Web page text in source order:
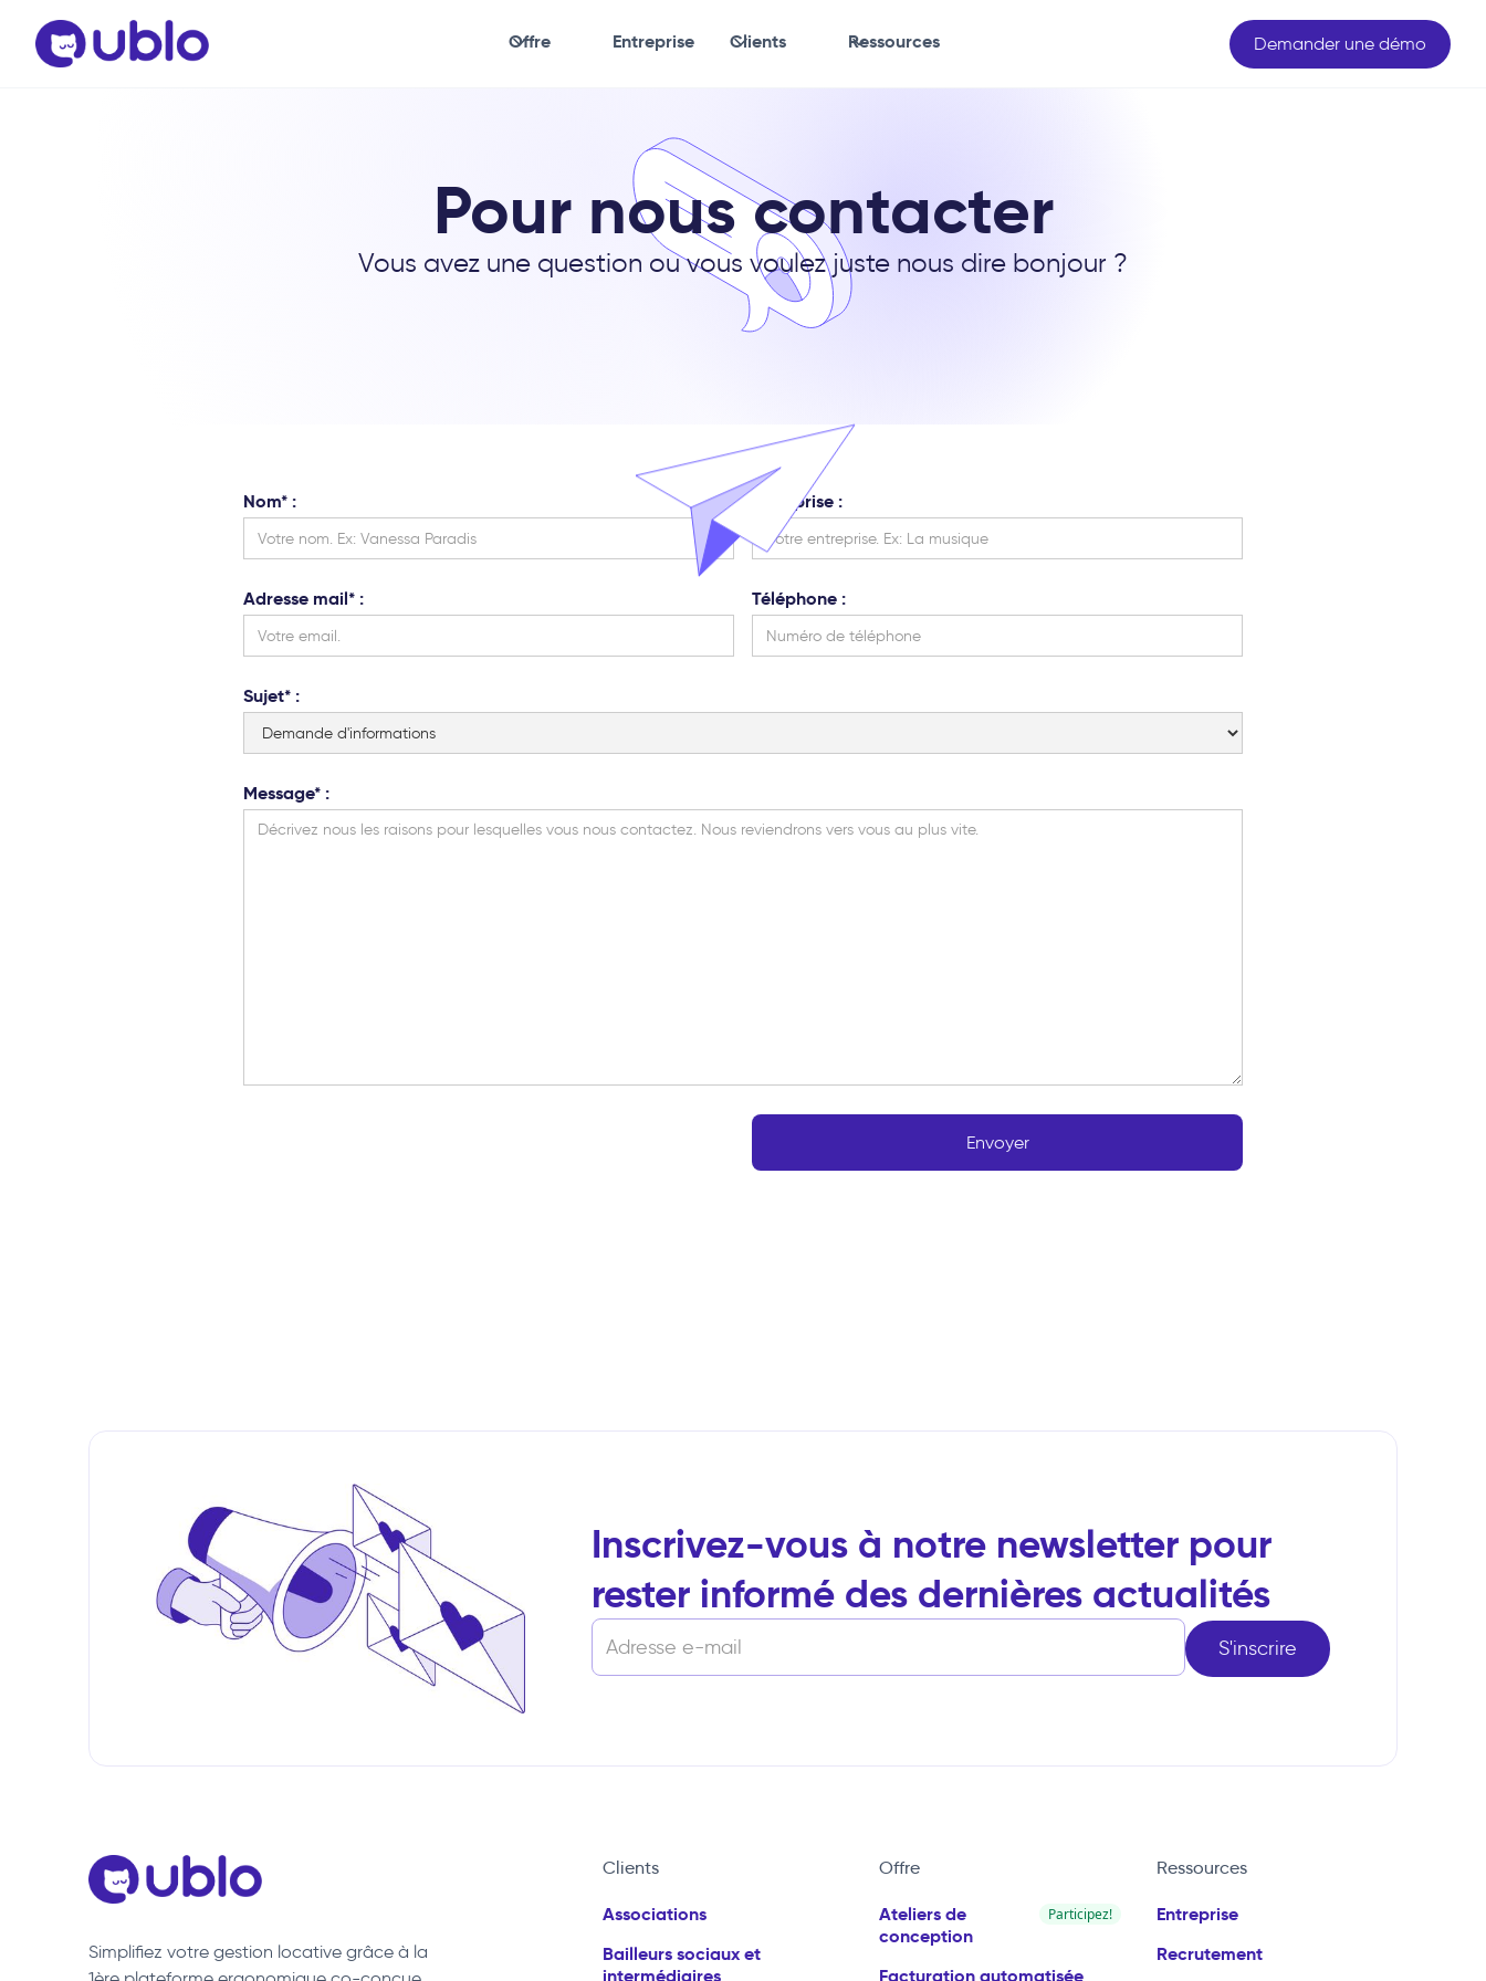
Offre Entreprise Clients Ressources Demander une démo
Pour nous contacter
Vous avez une question ou vous voulez juste nous dire bonjour ?
Nom* : Entreprise :
Adresse mail* : Téléphone :
Sujet* :
Message* :
Inscrivez-vous à notre newsletter pour
rester informé des dernières actualités
Simplifiez votre gestion locative grâce à la
Clients
Associations
Bailleurs sociaux et
intermédiaires
Offre
Ateliers de
conception
Participez!
Facturation automatisée
Ressources
Entreprise
Recrutement